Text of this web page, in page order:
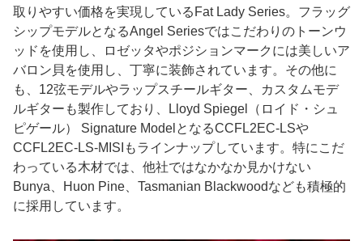
取りやすい価格を実現しているFat Lady Series。フラッグ
シップモデルとなるAngel Seriesではこだわりのトーンウ
ッドを使用し、ロゼッタやポジションマークには美しいア
バロン貝を使用し、丁寧に装飾されています。その他に
も、12弦モデルやラップスチールギター、カスタムモデ
ルギターも製作しており、Lloyd Spiegel（ロイド・シュ
ピゲール） Signature ModelとなるCCFL2EC-LSや
CCFL2EC-LS-MISIもラインナップしています。特にこだ
わっている木材では、他社ではなかなか見かけない
Bunya、Huon Pine、Tasmanian Blackwoodなども積極的
に採用しています。